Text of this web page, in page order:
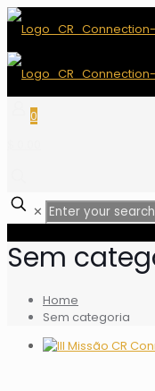
0
✕
Sem
Home
Sem categoria